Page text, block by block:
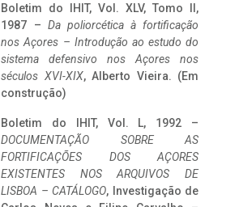
Boletim do IHIT, Vol. XLV, Tomo II,
1987 – Da poliorcética à fortificação
nos Açores – Introdução ao estudo do
sistema defensivo nos Açores nos
séculos XVI-XIX, Alberto Vieira. (Em
construção)
Boletim do IHIT, Vol. L, 1992 –
DOCUMENTAÇÃO SOBRE AS
FORTIFICAÇÕES DOS AÇORES
EXISTENTES NOS ARQUIVOS DE
LISBOA – CATÁLOGO, Investigação de